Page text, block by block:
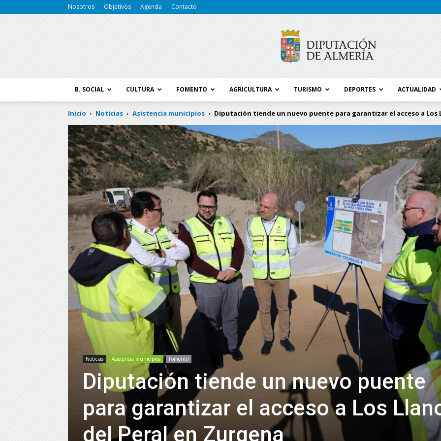
Nosotros Objetivos Agenda Contacto
Diputación
de
Almería
B. SOCIAL CULTURA FOMENTO AGRICULTURA TURISMO DEPORTES ACTUALIDAD
Inicio Noticias Asistencia municipios Diputación tiende un nuevo puente para garantizar el acceso a Los
Noticias Asistencia municipios Fomento
Diputación tiende un nuevo puente
para garantizar el acceso a Los
del Peral en Zurgena